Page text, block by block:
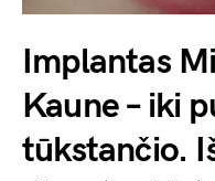
Implantas
Kaune – iki
tūkstančio.